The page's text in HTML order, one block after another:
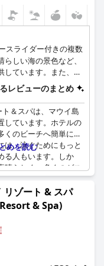
スライダー付きの複数
しい海の景色など、
しています。また、海
学プログラムも備わっ
に最適です。
レビューのまとめ
＆スパは、マウイ島
しています。ホテルの
くのビーチへ簡単に歩
は、泳ぐためにもっと
る人もいます。しか
晴らしく、多くのゲス
。ビーチフロントのロ
面した広大な敷地を
セスはありません
います。残念なが
のビーチサイドが素
ームキーは素敵な工
的な体験を向上させ
と、ビーチはそれほ
めを読む
リゾート & スパ
& Spa)